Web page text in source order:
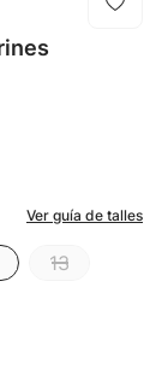
13
Ver guía de talles